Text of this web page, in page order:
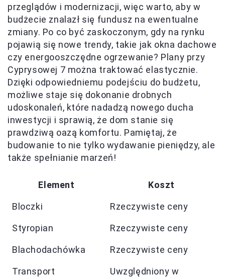
przeglądów i modernizacji, więc warto, aby w
budżecie znalazł się fundusz na ewentualne
zmiany. Po co być zaskoczonym, gdy na rynku
pojawią się nowe trendy, takie jak okna dachowe
czy energooszczędne ogrzewanie? Plany przy
Cyprysowej 7 można traktować elastycznie.
Dzięki odpowiedniemu podejściu do budżetu,
możliwe staje się dokonanie drobnych
udoskonaleń, które nadadzą nowego ducha
inwestycji i sprawią, że dom stanie się
prawdziwą oazą komfortu. Pamiętaj, że
budowanie to nie tylko wydawanie pieniędzy, ale
także spełnianie marzeń!
Element Koszt
Bloczki Rzeczywiste ceny
Styropian Rzeczywiste ceny
Blachodachówka Rzeczywiste ceny
Transport
Uwzględniony w